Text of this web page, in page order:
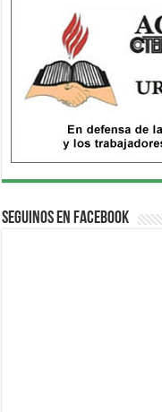
Seguinos en Facebook